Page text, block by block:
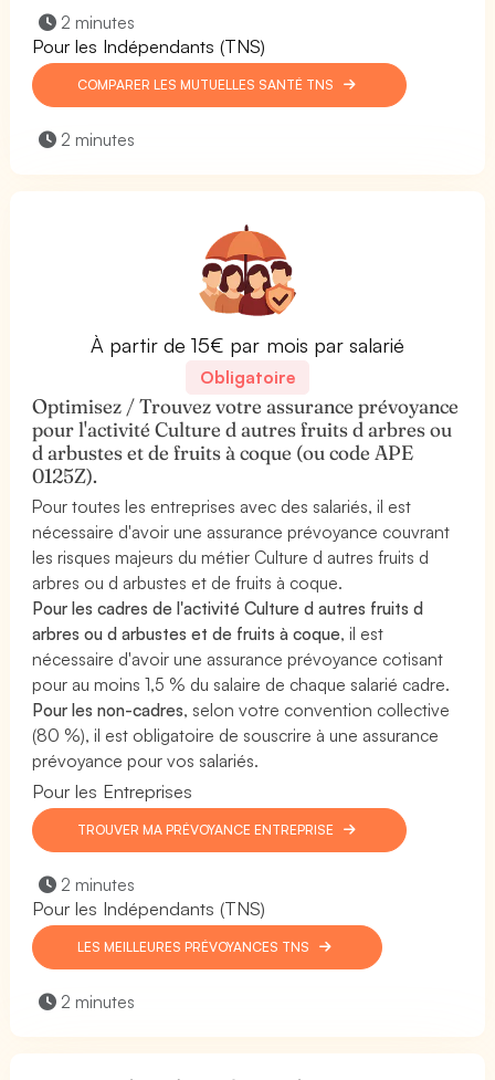
2 minutes
Pour les Indépendants (TNS)
COMPARER LES MUTUELLES SANTÉ TNS
2 minutes
À partir de 15€ par mois par salarié
Obligatoire
Optimisez / Trouvez votre assurance prévoyance
pour l'activité Culture d autres fruits d arbres ou
d arbustes et de fruits à coque (ou code APE
0125Z).
Pour toutes les entreprises avec des salariés, il est
nécessaire d'avoir une assurance prévoyance couvrant
les risques majeurs du métier Culture d autres fruits d
arbres ou d arbustes et de fruits à coque.
Pour les cadres de l'activité Culture d autres fruits d
arbres ou d arbustes et de fruits à coque, il est
nécessaire d'avoir une assurance prévoyance cotisant
pour au moins 1,5 % du salaire de chaque salarié cadre.
Pour les non-cadres, selon votre convention collective
(80 %), il est obligatoire de souscrire à une assurance
prévoyance pour vos salariés.
Pour les Entreprises
TROUVER MA PRÉVOYANCE ENTREPRISE
2 minutes
Pour les Indépendants (TNS)
LES MEILLEURES PRÉVOYANCES TNS
2 minutes